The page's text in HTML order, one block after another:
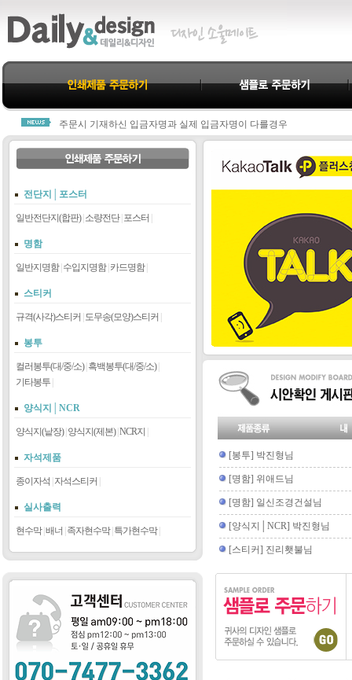
모든 제작물은 결제완료 후 진행됩니다.
주문시 기재하신 입금자명과 실제 입금자명이 다를경우
당사 고객센터 1800-3312로 연락주셔야 누락되지 않습니다.
항상 친절과 신뢰로 고객님께 다가가는 데일리&디자인이 되겠습니다.
데일리&디자인을 찾아주신 모든분께 진심으로 감사드립니다.
주문시 기재하신 입금자명과 실제 입금자명이 다를경우
항상 친절과 신뢰로 고객님께 다가가는 데일리&디자인이 되겠습니다.
전단지│포스터
일반전단지(합판)| 소량전단| 포스터
명함
일반지명함| 수입지명함| 카드명함|
스티커
규격(사각)스티커 도무송(모양)스티커
봉투
컬러봉투(대/중/소)| 흑백봉투(대/중/소)|
기타봉투
양식지│NCR
양식지(낱장)| 양식지(제본)| NCR지
자석제품
종이자석 자석스티커
실사출력
현수막| 배너 족자현수막| 특가현수막|
[봉투] 박진형님
[명함] 위애드님
[명함] 일신조경건설님
[양식지│NCR] 박진형님
[스티커] 진리횃불님